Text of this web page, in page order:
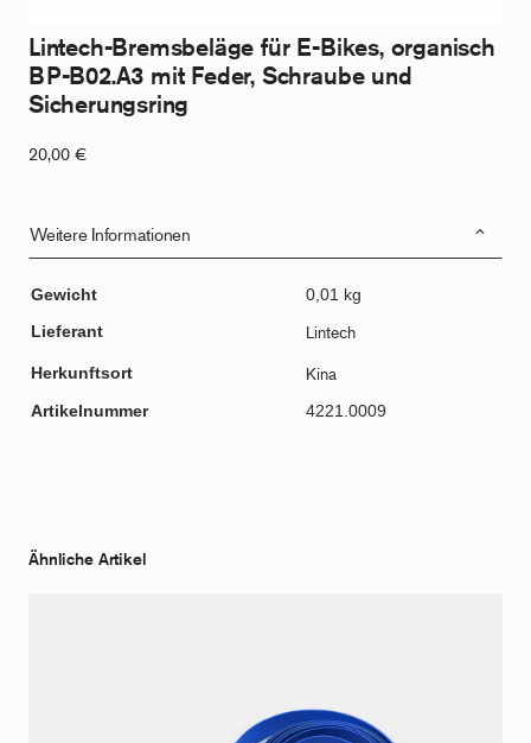
Lintech-Bremsbeläge für E-Bikes, organisch
BP-B02.A3 mit Feder, Schraube und
Sicherungsring
20,00 €
Weitere Informationen
Gewicht
0,01 kg
Lieferant
Lintech
Herkunftsort Kina
Artikelnummer 4221.0009
Ähnliche Artikel